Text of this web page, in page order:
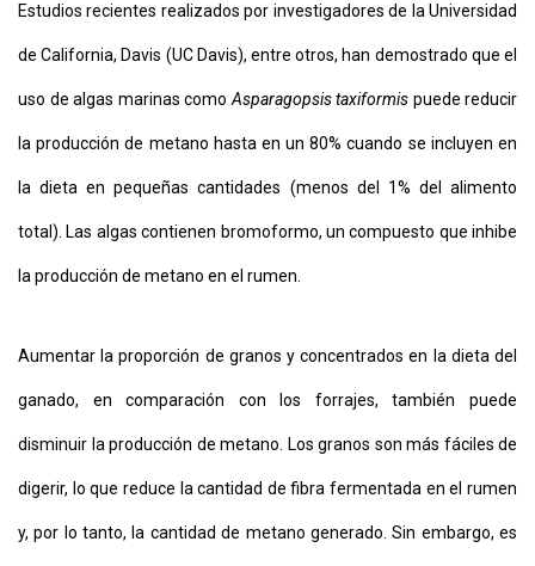
Estudios recientes realizados por investigadores de la Universidad
de California, Davis (UC Davis), entre otros, han demostrado que el
uso de algas marinas como Asparagopsis taxiformis puede reducir
la producción de metano hasta en un 80% cuando se incluyen en
la dieta en pequeñas cantidades (menos del 1% del alimento
total). Las algas contienen bromoformo, un compuesto que inhibe
la producción de metano en el rumen.
Aumentar la proporción de granos y concentrados en la dieta del
ganado, en comparación con los forrajes, también puede
disminuir la producción de metano. Los granos son más fáciles de
digerir, lo que reduce la cantidad de fibra fermentada en el rumen
y, por lo tanto, la cantidad de metano generado. Sin embargo, es